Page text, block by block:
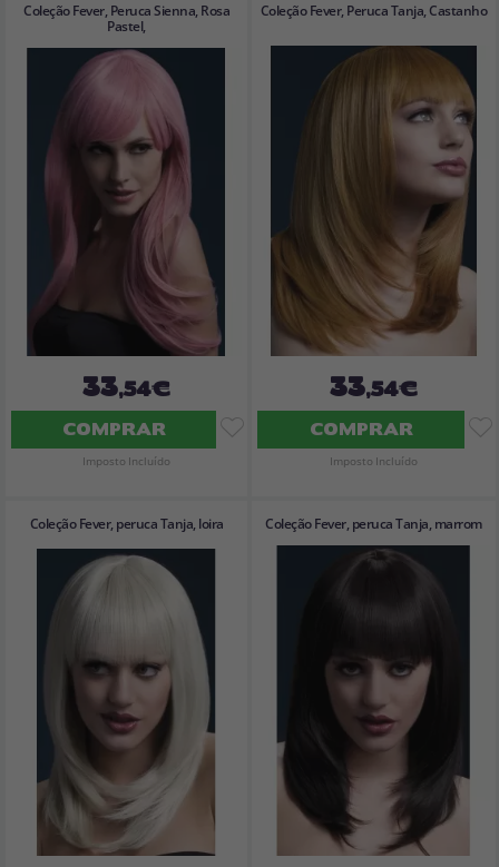
Coleção Fever, Peruca Sienna, Rosa
Pastel,
33,54€
COMPRAR
Imposto Incluído
Coleção Fever, Peruca Tanja, Castanho
33,54€
COMPRAR
Imposto Incluído
Coleção Fever, peruca Tanja, loira Coleção Fever, peruca Tanja, marrom